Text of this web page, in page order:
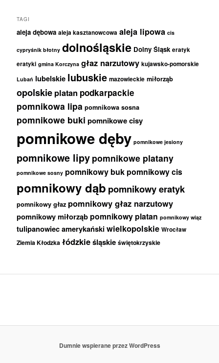
TAGI
aleja dębowa aleja kasztanowcowa aleja lipowa cis
cypryśnik błotny dolnośląskie Dolny Śląsk eratyk
eratyki gmina Korczyna głaz narzutowy kujawsko-pomorskie
Lubań lubelskie lubuskie mazowieckie miłorząb
opolskie platan podkarpackie
pomnikowa lipa pomnikowa sosna
pomnikowe buki pomnikowe cisy
pomnikowe dęby pomnikowe jesiony
pomnikowe lipy pomnikowe platany
pomnikowe sosny pomnikowy buk pomnikowy cis
pomnikowy dąb pomnikowy eratyk
pomnikowy głaz pomnikowy głaz narzutowy
pomnikowy miłorząb pomnikowy platan pomnikowy wiąz
tulipanowiec amerykański wielkopolskie Wrocław
Ziemia Kłodzka łódzkieśląskie świętokrzyskie
Dumnie wspierane przez WordPress